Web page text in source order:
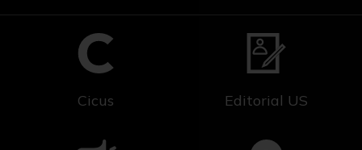
Cicus Editorial US